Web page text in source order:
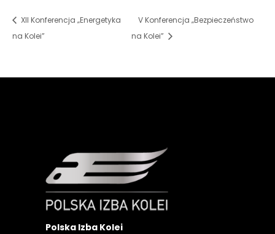
XII Konferencja „Energetyka
na Kolei”
V Konferencja „Bezpieczeństwo
na Kolei”
Polska Izba Kolei